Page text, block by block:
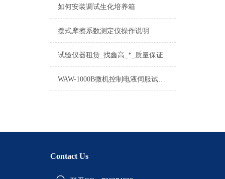
如何安装调试生化培养箱
摆式摩擦系数测定仪操作说明
试验仪器租赁_找鑫高_*_质量保证
WAW-1000B微机控制电液伺服试验机新型
Contact Us